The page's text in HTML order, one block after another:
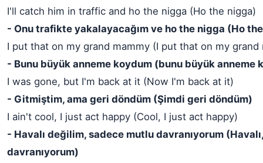
I'll catch him in traffic and ho the nigga (Ho the nigga)
- Onu trafikte yakalayacağım ve ho the nigga (Ho
I put that on my grand mammy (I put that on my grand
- Bunu büyük anneme koydum (bunu büyük anneme
I was gone, but I'm back at it (Now I'm back at it)
- Gitmiştim, ama geri döndüm (Şimdi geri döndüm)
I ain't cool, I just act happy (Cool, I just act happy)
- Havalı değilim, sadece mutlu davranıyorum
davranıyorum)